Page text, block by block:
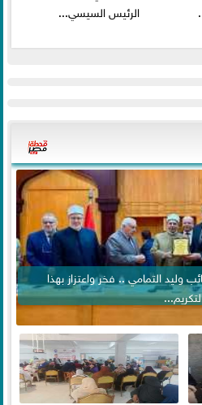
الرئيس السيسي...
وليد التمامي .. فخر واعتزاز بهذا